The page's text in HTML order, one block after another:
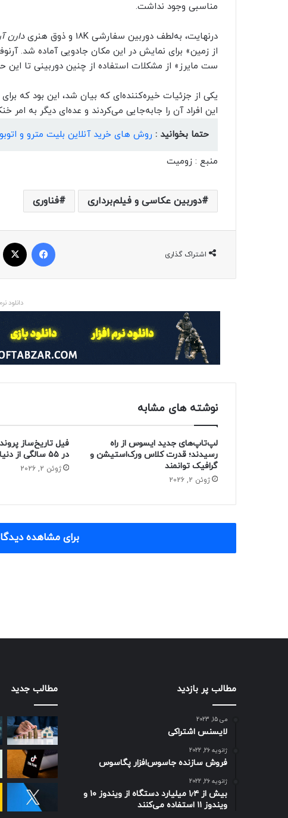
مناسبی وجود نداشت.
در‌نهایت، به‌لطف دوربین سفارشی 18K و ذوق هنری دارن
از زمین» برای نمایش در این مکان جادویی آماده شد.
ست مایرز» از مشکلات استفاده از چنین دوربینی تا
این افراد آن را جا‌به‌جایی می‌کردند و عده‌ای دیگر به
حتما بخوانید : روش های خرید آنلاین بلیت مترو و
منبع : زومیت
دوربین عکاسی و فیلم‌برداری فناوری
اشتراک گذاری
دانلود
نوشته های مشابه
لپ‌تاپ‌های جدید ایسوس از راه
رسیدند؛ قدرت کلاس ورک‌استیشن و
گرافیک توانمند
ژوئن 2, 2026
فیل تاریخ‌ساز
در ۵۵ سالگی از دنیا رفت
ژوئن 2, 2026
برای مشاهده
مطالب پر بازدید
می 15, 2023
لایسنس اشتراکی
ژانویه 26, 2022
فروش سازنده جاسوس‌افزار پگاسوس
ژانویه 26, 2022
بیش از ۱٫۴ میلیارد دستگاه از ویندوز ۱۰ و
ویندوز ۱۱ استفاده می‌کنند
مطالب جدید